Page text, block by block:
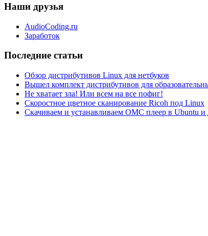
Наши друзья
AudioCoding.ru
Заработок
Последние статьи
Обзор дистрибутивов Linux для нетбуков
Вышел комплект дистрибутивов для
Не хватает зла! Или всем на все пофиг!
Скоростное цветное сканирование Ricoh под Linux
Скачиваем и устанавливаем ОМС плеер в Ubuntu и